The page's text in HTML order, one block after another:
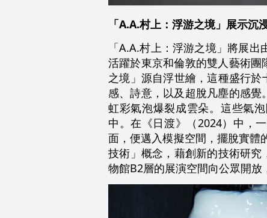
「A.A.村上：浮游之境」展示
「A.A.村上：浮游之境」將展
活躍於東京和倫敦的雙人藝術
之境」源自浮世繪，這種盛行
感、詩意，以及超脫凡塵的感
虹彩氣泡爆裂成雲朵。這些氣
中。在《日渡》（2024）中，
面，便邁入模擬空間，擺脫實體
技術」概念，藉創新的技術研
物館B2層的展演空間向公眾開放